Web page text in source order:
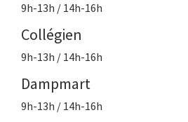
9h-13h / 14h-16h
Collégien
9h-13h / 14h-16h
Dampmart
9h-13h / 14h-16h